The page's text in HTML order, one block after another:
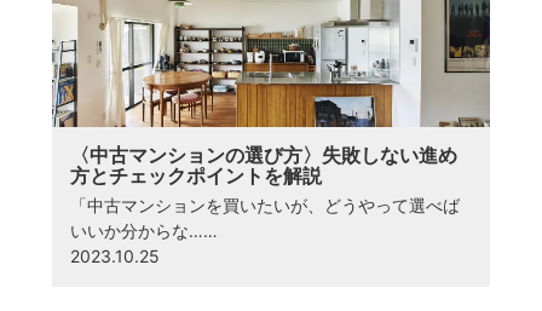
〈中古マンションの選び方〉失敗しない進め
方とチェックポイントを解説
「中古マンションを買いたいが、どうやって選べば
いいか分からな……
2023.10.25